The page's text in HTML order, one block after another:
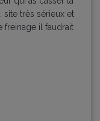
site très sérieux et
freinage il faudrait